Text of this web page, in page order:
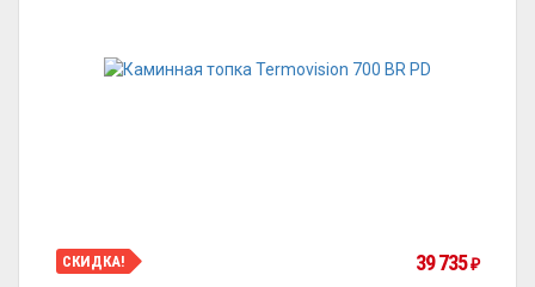
СКИДКА! 39 735 ₽